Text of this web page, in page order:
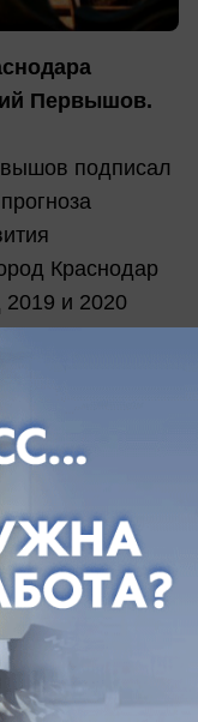
Первышов.
подписал
Краснодар
и 2020
будут
жилых
шагом 0,1
где
как 102,8
будет,
в